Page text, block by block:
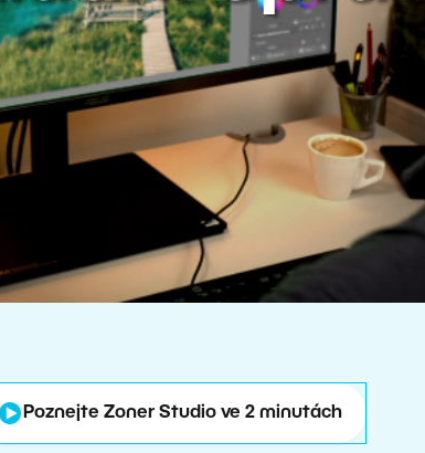
Poznejte Zoner Studio ve 2 minutách